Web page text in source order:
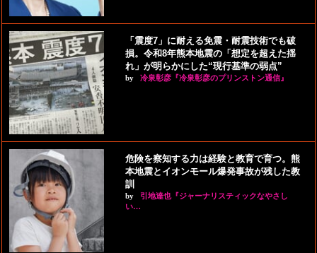
「震度7」に耐える免震・耐震技術でも破
損。令和8年熊本地震の「想定を超えた揺
れ」が明らかにした“現行基準の弱点”
by 冷泉彰彦『冷泉彰彦のプリンストン通信』
危険を察知する力は経験と教育で育つ。熊
本地震とイオンモール爆発事故が残した教
訓
by
引地達也『ジャーナリスティックなやさし
い…